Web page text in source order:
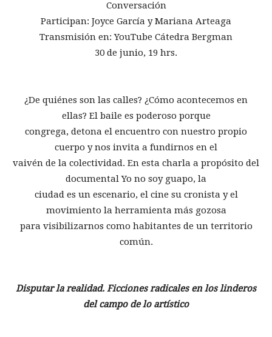
Conversación
Participan: Joyce García y Mariana Arteaga
Transmisión en: YouTube Cátedra Bergman
30 de junio, 19 hrs.
¿De quiénes son las calles? ¿Cómo acontecemos en
ellas? El baile es poderoso porque
congrega, detona el encuentro con nuestro propio
cuerpo y nos invita a fundirnos en el
vaivén de la colectividad. En esta charla a propósito del
documental Yo no soy guapo, la
ciudad es un escenario, el cine su cronista y el
movimiento la herramienta más gozosa
para visibilizarnos como habitantes de un territorio
común.
Disputar la realidad. Ficciones radicales en los linderos
del campo de lo artístico